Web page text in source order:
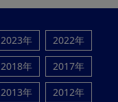
2023年
2022年
2018年
2017年
2013年
2012年